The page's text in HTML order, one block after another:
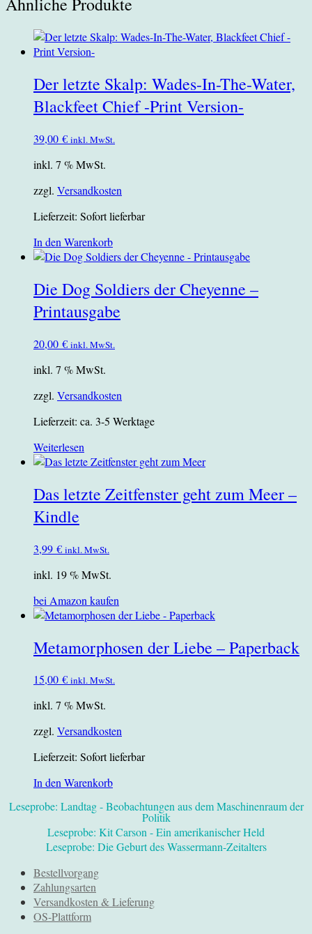
Der letzte Skalp: Wades-In-The-Water,
Blackfeet Chief -Print Version-
39,00 € inkl. MwSt.
inkl. 7 % MwSt.
zzgl. Versandkosten
Lieferzeit: Sofort lieferbar
In den Warenkorb
Die Dog Soldiers der Cheyenne –
Printausgabe
20,00 € inkl. MwSt.
inkl. 7 % MwSt.
zzgl. Versandkosten
Lieferzeit: ca. 3-5 Werktage
Weiterlesen
Das letzte Zeitfenster geht zum Meer –
Kindle
3,99 € inkl. MwSt.
inkl. 19 % MwSt.
bei Amazon kaufen
Metamorphosen der Liebe – Paperback
15,00 € inkl. MwSt.
inkl. 7 % MwSt.
zzgl. Versandkosten
Lieferzeit: Sofort lieferbar
In den Warenkorb
Leseprobe: Landtag - Beobachtungen aus dem Maschinenraum der
Politik
Leseprobe: Kit Carson - Ein amerikanischer Held
Leseprobe: Die Geburt des Wassermann-Zeitalters
Bestellvorgang
Zahlungsarten
Versandkosten & Lieferung
OS-Plattform